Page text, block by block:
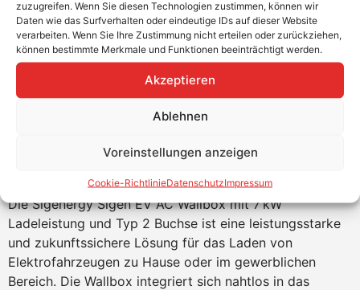
zuzugreifen. Wenn Sie diesen Technologien zustimmen, können wir
Daten wie das Surfverhalten oder eindeutige IDs auf dieser Website
verarbeiten. Wenn Sie Ihre Zustimmung nicht erteilen oder zurückziehen,
können bestimmte Merkmale und Funktionen beeinträchtigt werden.
Akzeptieren
Ablehnen
Voreinstellungen anzeigen
Cookie-RichtlinieDatenschutzImpressum
info@teutschtech.com
WhatsApp
Sigenergy Sigen EV AC Charger 7 kW
Die Sigenergy Sigen EV AC Wallbox mit 7 kW
Ladeleistung und Typ 2 Buchse ist eine leistungsstarke
und zukunftssichere Lösung für das Laden von
Elektrofahrzeugen zu Hause oder im gewerblichen
Bereich. Die Wallbox integriert sich nahtlos in das